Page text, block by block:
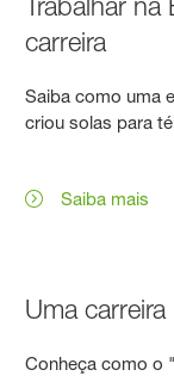
carreira
Saiba como uma
criou solas para
Saiba mais
Uma
Conheça como o